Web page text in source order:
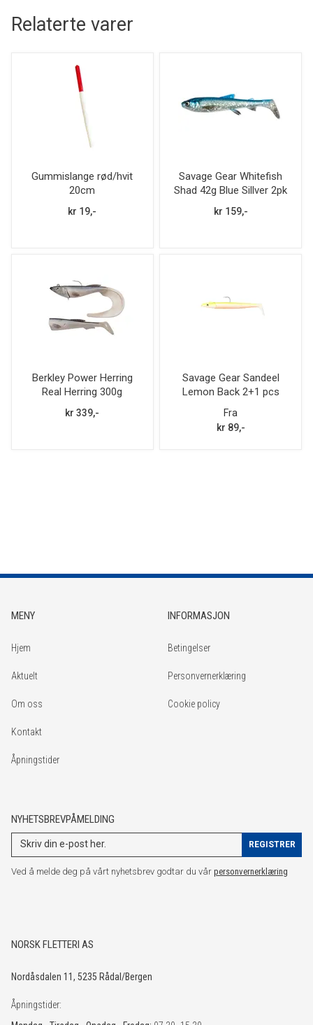
Relaterte varer
Gummislange rød/hvit
20cm
kr 19,-
Savage Gear Whitefish
Shad 42g Blue Sillver 2pk
kr 159,-
Berkley Power Herring
Real Herring 300g
kr 339,-
Savage Gear Sandeel
Lemon Back 2+1 pcs
Fra
kr 89,-
MENY
Hjem
Aktuelt
Om oss
Kontakt
Åpningstider
INFORMASJON
Betingelser
Personvernerklæring
Cookie policy
NYHETSBREVPÅMELDING
Ved å melde deg på vårt nyhetsbrev godtar du vår personvernerklæring
NORSK FLETTERI AS
Nordåsdalen 11, 5235 Rådal/Bergen
Åpningstider: